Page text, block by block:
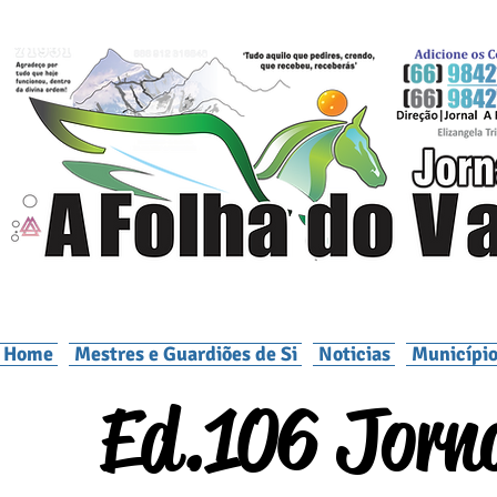
Home Mestres e Guardiões de Si Noticias
Ed.106